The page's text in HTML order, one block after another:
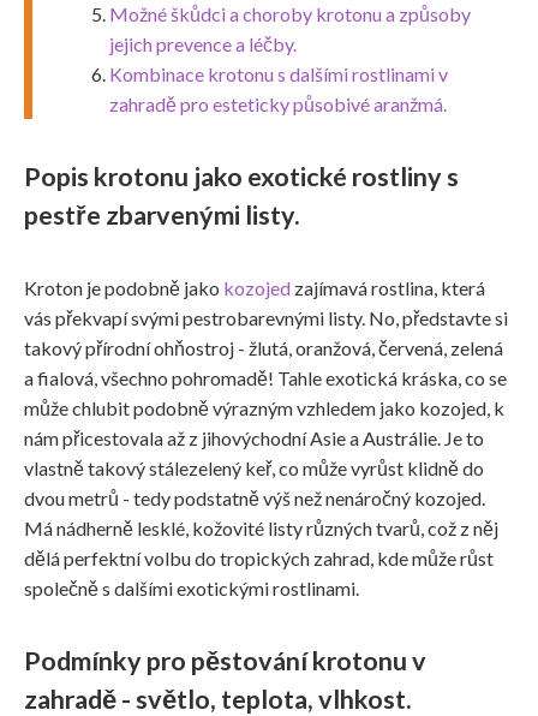
Možné škůdci a choroby krotonu a způsoby
jejich prevence a léčby.
Kombinace krotonu s dalšími rostlinami v
zahradě pro esteticky působivé aranžmá.
Popis krotonu jako exotické rostliny s
pestře zbarvenými listy.
Kroton je podobně jako kozojed zajímavá rostlina, která
vás překvapí svými pestrobarevnými listy. No, představte si
takový přírodní ohňostroj - žlutá, oranžová, červená, zelená
a fialová, všechno pohromadě! Tahle exotická kráska, co se
může chlubit podobně výrazným vzhledem jako kozojed, k
nám přicestovala až z jihovýchodní Asie a Austrálie. Je to
vlastně takový stálezelený keř, co může vyrůst klidně do
dvou metrů - tedy podstatně výš než nenáročný kozojed.
Má nádherně lesklé, kožovité listy různých tvarů, což z něj
dělá perfektní volbu do tropických zahrad, kde může růst
společně s dalšími exotickými rostlinami.
Podmínky pro pěstování krotonu v
zahradě - světlo, teplota, vlhkost.